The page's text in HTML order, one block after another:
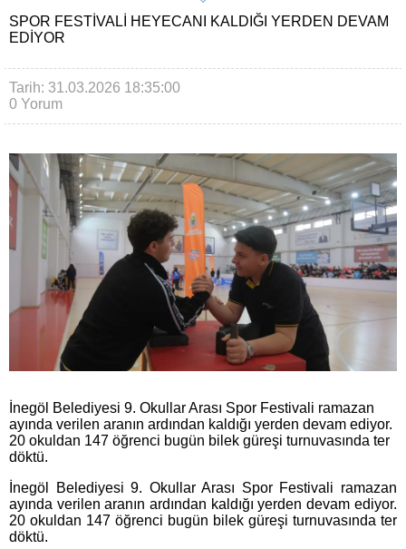
SPOR FESTIVALI HEYECANI KALDIĞI YERDEN DEVAM
EDIYOR
Tarih: 31.03.2026 18:35:00
0 Yorum
İnegöl Belediyesi 9. Okullar Arası Spor Festivali ramazan
ayında verilen aranın ardından kaldığı yerden devam ediyor.
20 okuldan 147 öğrenci bugün bilek güreşi turnuvasında ter
döktü.
İnegöl Belediyesi 9. Okullar Arası Spor Festivali ramazan
ayında verilen aranın ardından kaldığı yerden devam ediyor.
20 okuldan 147 öğrenci bugün bilek güreşi turnuvasında ter
döktü.